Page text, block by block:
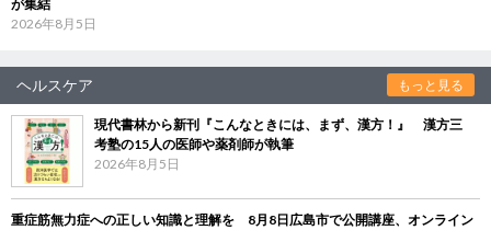
が集結
2026年8月5日
ヘルスケア もっと見る
現代書林から新刊『こんなときには、まず、漢方！』 漢方三
考塾の15人の医師や薬剤師が執筆
2026年8月5日
重症筋無力症への正しい知識と理解を 8月8日広島市で公開講座、オンライン